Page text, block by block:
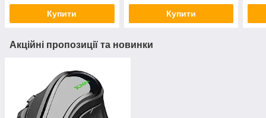
Купити Купити
Акційні пропозиції та новинки